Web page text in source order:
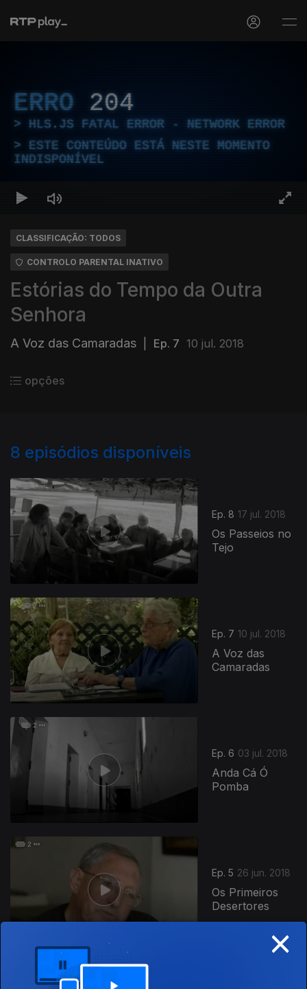
ERRO 204
HLS.JS FATAL ERROR - NETWORK ERROR
ESTE CONTEÚDO ESTÁ NESTE MOMENTO
INDISPONÍVEL
CLASSIFICAÇÃO: TODOS
CONTROLO PARENTAL INATIVO
Estórias do Tempo da Outra
Senhora
A Voz das Camaradas Ep. 7 10 jul. 2018
opções
8 episódios disponíveis
Ep. 8 17 jul. 2018
Os Passeios no
Tejo
Ep. 7 10 jul. 2018
A Voz das
Camaradas
Ep. 6 03 jul. 2018
Anda Cá Ó
Pomba
Ep. 5 26 jun. 2018
Os Primeiros
Desertores
×